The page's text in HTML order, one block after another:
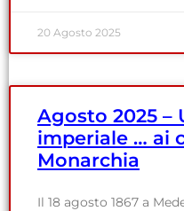
20 Agosto 2025
Agosto 2025 –
imperiale … ai
Monarchia
Il 18 agosto 1867 a